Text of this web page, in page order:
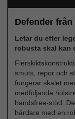
Defender
Letar du efter
robusta skal kan
smuts, repor och
fungerar skalet
medföljande
handsfree-stöd.
hårdare med en